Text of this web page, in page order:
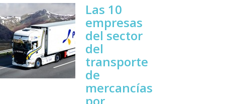
Las 10
empresas
del sector
del
transporte
de
mercancí­as
por